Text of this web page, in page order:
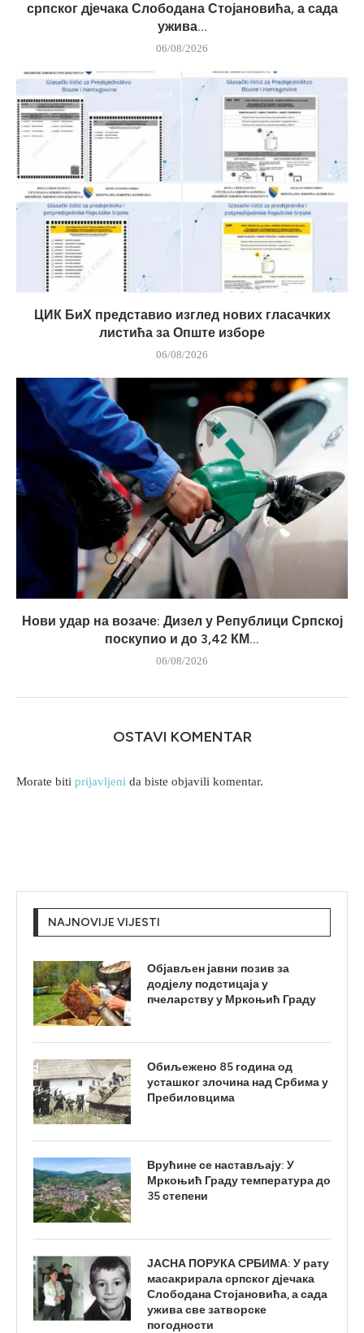
српског дјечака Слободана Стојановића, а сада
ужива...
06/08/2026
ЦИК БиХ представио изглед нових гласачких
листића за Опште изборе
06/08/2026
Нови удар на возаче: Дизел у Републици Српској
поскупио и до 3,42 КМ...
06/08/2026
OSTAVI KOMENTAR
Morate biti prijavljeni da biste objavili komentar.
NAJNOVIJE VIJESTI
Објављен јавни позив за
додјелу подстицаја у
пчеларству у Мркоњић Граду
Обиљежено 85 година од
усташког злочина над Србима у
Пребиловцима
Врућине се настављају: У
Мркоњић Граду температура до
35 степени
ЈАСНА ПОРУКА СРБИМА: У рату
масакрирала српског дјечака
Слободана Стојановића, а сада
ужива све затворске
погодности